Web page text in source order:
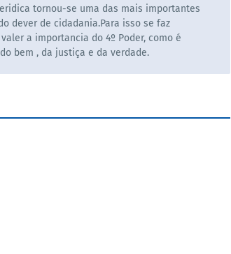
tornou-se uma das mais importantes
dever de cidadania.Para isso se faz
a importancia do 4º Poder, como é
bem , da justiça e da verdade.